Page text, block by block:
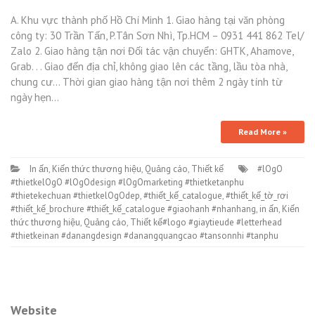
A. Khu vực thành phố Hồ Chí Minh 1. Giao hàng tại văn phòng
công ty: 30 Trần Tấn, P.Tân Sơn Nhì, Tp.HCM – 0931 441 862 Tel/
Zalo 2. Giao hàng tận nơi Đối tác vận chuyển: GHTK, Ahamove,
Grab. . . Giao đến địa chỉ, không giao lên các tầng, lầu tòa nhà,
chung cư… Thời gian giao hàng tận nơi thêm 2 ngày tính từ
ngày hẹn…
Read More »
In ấn, Kiến thức thương hiệu, Quảng cáo, Thiết kế
#lOgO
#thietkelOgO #lOgOdesign #lOgOmarketing #thietketanphu
#thietekechuan #thietkelOgOdep,#thiết_kế_catalogue,#thiết_kế_tờ_rơi
#thiết_kế_brochure #thiết_kế_catalogue #giaohanh #nhanhang, in ấn, Kiến
thức thương hiệu, Quảng cáo, Thiết kế#logo #giaytieude #letterhead
#thietkeinan #danangdesign #danangquangcao #tansonnhi #tanphu
Website